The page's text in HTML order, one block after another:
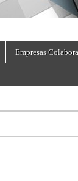
Empresas